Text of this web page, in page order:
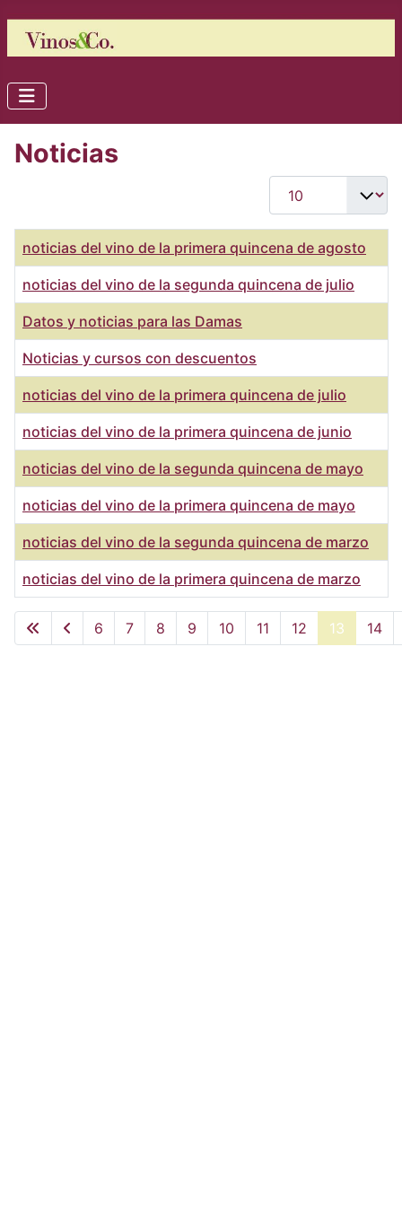
Noticias
Cantidad
Artículos
Título
noticias del vino de la primera quincena de agosto
noticias del vino de la segunda quincena de julio
Datos y noticias para las Damas
Noticias y cursos con descuentos
noticias del vino de la primera quincena de julio
noticias del vino de la primera quincena de junio
noticias del vino de la segunda quincena de mayo
noticias del vino de la primera quincena de mayo
noticias del vino de la segunda quincena de marzo
noticias del vino de la primera quincena de marzo
Página 13 de 15
6 7 8 9 10 11 12 13 14